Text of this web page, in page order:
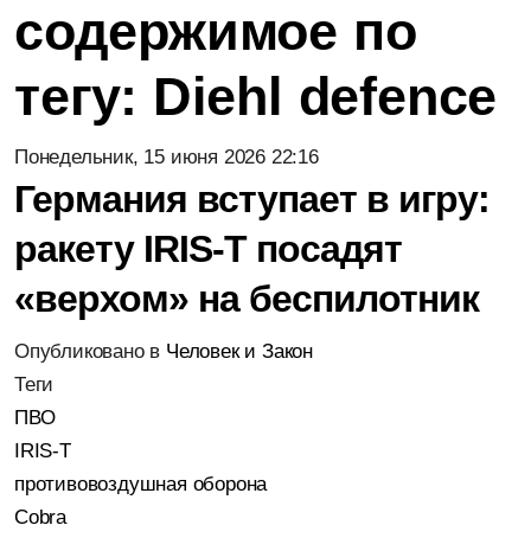
содержимое по
тегу: Diehl defence
Понедельник, 15 июня 2026 22:16
Германия вступает в игру:
ракету IRIS-T посадят
«верхом» на беспилотник
Опубликовано в Человек и Закон
Теги
ПВО
IRIS-T
противовоздушная оборона
Cobra